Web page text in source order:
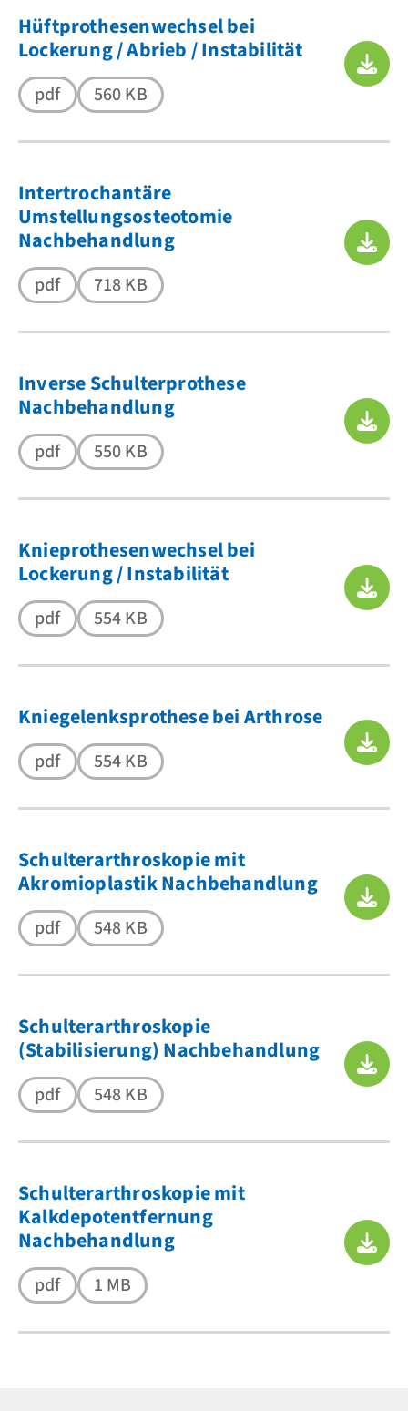
Hüftprothesenwechsel bei
Lockerung / Abrieb / Instabilität
pdf 560 KB
Intertrochantäre
Umstellungsosteotomie
Nachbehandlung
pdf 718 KB
Inverse Schulterprothese
Nachbehandlung
pdf 550 KB
Knieprothesenwechsel bei
Lockerung / Instabilität
pdf 554 KB
Kniegelenksprothese bei Arthrose
pdf 554 KB
Schulterarthroskopie mit
Akromioplastik Nachbehandlung
pdf 548 KB
Schulterarthroskopie
(Stabilisierung) Nachbehandlung
pdf 548 KB
Schulterarthroskopie mit
Kalkdepotentfernung
Nachbehandlung
pdf 1 MB